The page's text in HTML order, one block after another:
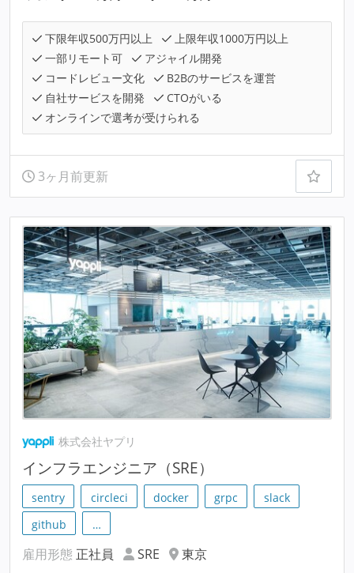
下限年収500万円以上
上限年収1000万円以上
一部リモート可
アジャイル開発
コードレビュー文化
B2Bのサービスを運営
自社サービスを開発
CTOがいる
オンラインで選考が受けられる
3ヶ月前更新
株式会社ヤプリ
インフラエンジニア（SRE）
sentry circleci docker grpc
slack
github
…
雇用形態 正社員 SRE
東京